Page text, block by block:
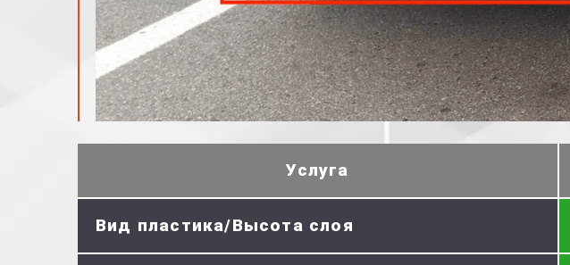
Услуга
Вид пластика/Высота слоя